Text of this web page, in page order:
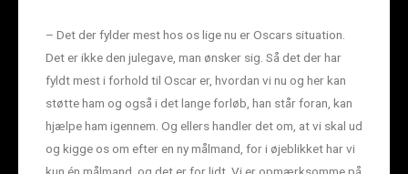
– Det der fylder mest hos os lige nu er Oscars situation.
Det er ikke den julegave, man ønsker sig. Så det der har
fyldt mest i forhold til Oscar er, hvordan vi nu og her kan
støtte ham og også i det lange forløb, han står foran, kan
hjælpe ham igennem. Og ellers handler det om, at vi skal ud
og kigge os om efter en ny målmand, for i øjeblikket har vi